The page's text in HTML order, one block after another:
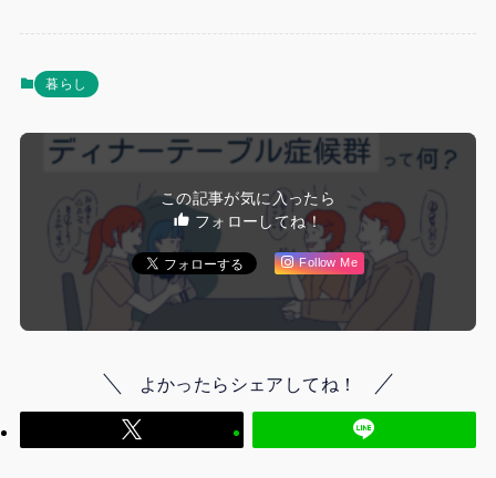
暮らし
この記事が気に入ったら
フォローしてね！
Follow Me
よかったらシェアしてね！